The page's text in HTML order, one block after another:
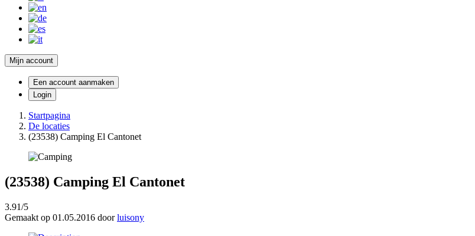
Mijn account
Een account aanmaken
Login
Startpagina
De locaties
(23538) Camping El Cantonet
(23538) Camping El Cantonet
3.91/5
Gemaakt op 01.05.2016 doorluisony